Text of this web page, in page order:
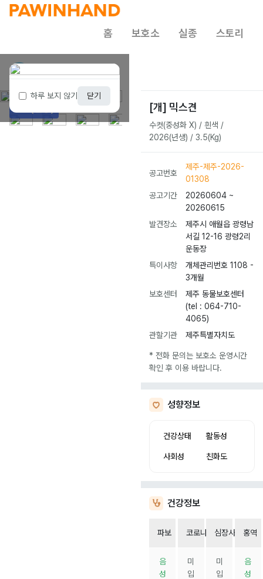
홈 보호소 실종 스토리
하루 보지 않기 닫기
제주 동물보호센터
[개] 믹스견
수컷(중성화 X) / 흰색 /
2026(년생) / 3.5(Kg)
공고번호
제주-제주-2026-
01308
공고기간
20260604 ~
20260615
발견장소
제주시 애월읍 광령남
서길 12-16 광령2리
운동장
특이사항
개체관리번호 1108 -
3개월
보호센터
제주 동물보호센터
(tel : 064-710-
4065)
관할기관
제주특별자치도
* 전화 문의는 보호소 운영시간
확인 후 이용 바랍니다.
성향정보
건강상태 활동성
사회성 친화도
건강정보
파보
음
성
코로나
미
입
심장사상충
미
입
홍역
음
성